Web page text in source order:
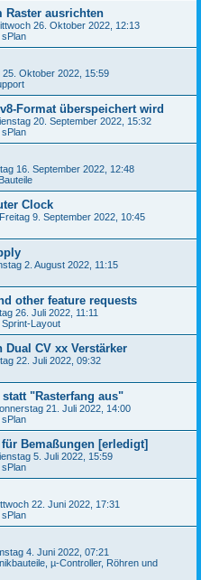
Raster ausrichten
26. Oktober 2022, 12:13
25. Oktober 2022, 15:59
Format überspeichert wird
20. September 2022, 15:32
16. September 2022, 12:48
Clock
Freitag 9. September 2022, 10:45
2. August 2022, 11:15
other feature requests
26. Juli 2022, 11:11
Layout
CV xx Verstärker
22. Juli 2022, 09:32
"Rasterfang aus"
21. Juli 2022, 14:00
Bemaßungen [erledigt]
5. Juli 2022, 15:59
22. Juni 2022, 17:31
4. Juni 2022, 07:21
µ-Controller, Röhren und